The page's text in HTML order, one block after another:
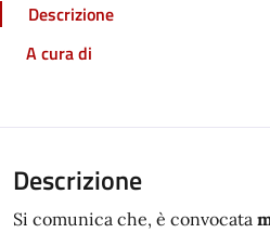
Descrizione
A cura di
Descrizione
Si comunica che, è convocata